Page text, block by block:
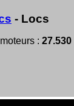
- Locs
: 27.530